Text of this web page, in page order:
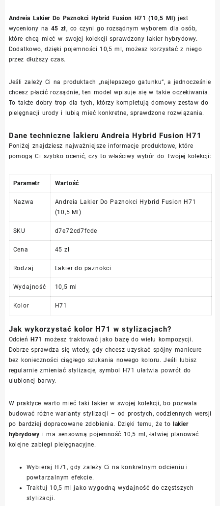
Andreia Lakier Do Paznokci Hybrid Fusion H71 (10,5 Ml) jest
wyceniony na 45 zł, co czyni go rozsądnym wyborem dla osób,
które chcą mieć w swojej kolekcji sprawdzony lakier hybrydowy.
Dodatkowo, dzięki pojemności 10,5 ml, możesz korzystać z niego
przez dłuższy czas.
Jeśli zależy Ci na produktach „najlepszego gatunku”, a jednocześnie
chcesz płacić rozsądnie, ten model wpisuje się w takie oczekiwania.
To także dobry trop dla tych, którzy kompletują domowy zestaw do
pielęgnacji urody i lubią mieć konkretne, sprawdzone rozwiązania.
Dane techniczne lakieru Andreia Hybrid Fusion H71
Poniżej znajdziesz najważniejsze informacje produktowe, które
pomogą Ci szybko ocenić, czy to właściwy wybór do Twojej kolekcji:
Parametr Wartość
Nazwa
Andreia Lakier Do Paznokci Hybrid Fusion H71
(10,5 Ml)
SKU d7e72cd7fcde
Cena 45 zł
Rodzaj Lakier do paznokci
Wydajność 10,5 ml
Kolor H71
Jak wykorzystać kolor H71 w stylizacjach?
OdcieńH71 możesz traktować jako bazę do wielu kompozycji.
Dobrze sprawdza się wtedy, gdy chcesz uzyskać spójny manicure
bez konieczności ciągłego szukania nowego koloru. Jeśli lubisz
regularnie zmieniać stylizacje, symbol H71 ułatwia powrót do
ulubionej barwy.
W praktyce warto mieć taki lakier w swojej kolekcji, bo pozwala
budować różne warianty stylizacji – od prostych, codziennych wersji
po bardziej dopracowane zdobienia. Dzięki temu, że tolakier
hybrydowy i ma sensowną pojemność 10,5 ml, łatwiej planować
kolejne zabiegi pielęgnacyjne.
Wybieraj H71, gdy zależy Ci na konkretnym odcieniu i
powtarzalnym efekcie.
Traktuj 10,5 ml jako wygodną wydajność do częstszych
stylizacji.